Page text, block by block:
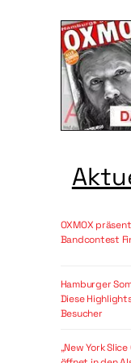
OXMOX
Bandcontest
Hamburger
Diese
Besucher
„New York